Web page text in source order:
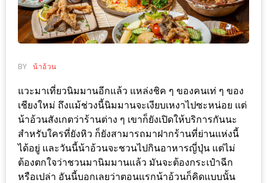
ลล์
ชิม
ที่
FESTIVAL
10
ร้าน
พ่อ
ค้า
BY น้าอ้วน
แวะมาเที่ยวนิมมานอีกแล้ว แหล่งชิค ๆ ของคนเท่ ๆ ของ
เชียงใหม่ ถึงแม้ช่วงนี้นิมมานจะเงียบเหงาไปซะหน่อย แต่
น้าอ้วนสังเกตว่าร้านต่าง ๆ เขาก็ยังเปิดให้บริการกันนะ
สำหรับใครที่ยังหิว ก็ยังสามารถมาฝากร้านที่ย่านแห่งนี้
ได้อยู่ และวันนี้น้าอ้วนจะชวนไปกินอาหารญี่ปุ่น แต่ไม่
ต้องตกใจว่าชวนมานิมมานแล้ว มันจะต้องกระเป๋าฉีก
หรือเปล่า อันนี้บอกเลยว่าตอนแรกน้าอ้วนก็คิดแบบนั้น